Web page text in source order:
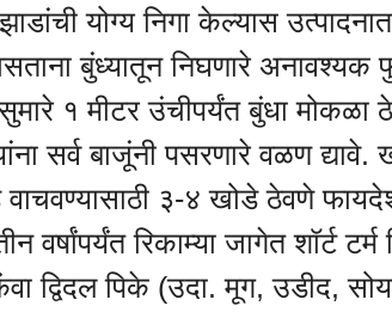
योग्य निगा केल्यास
बुंध्यातून निघणारे अनावश्यक
१ मीटर उंचीपर्यंत बुंधा
सर्व बाजूंनी पसरणारे वळण द्यावे.
३-४ खोडे ठेवणे
वर्षांपर्यंत रिकाम्या जागेत शॉर्ट
द्विदल पिके (उदा. मूग, उडीद,